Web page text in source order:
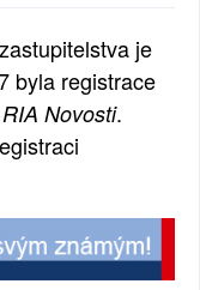
je
byla registrace
RIA Novosti.